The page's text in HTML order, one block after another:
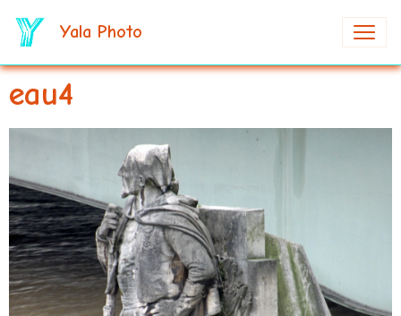
Yala Photo
eau4